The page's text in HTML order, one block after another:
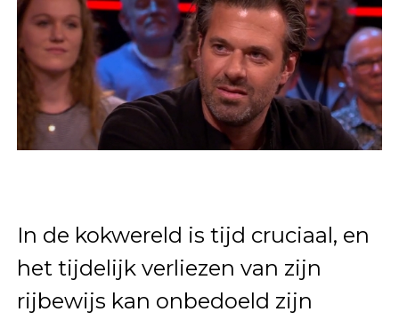
In de kokwereld is tijd cruciaal, en
het tijdelijk verliezen van zijn
rijbewijs kan onbedoeld zijn